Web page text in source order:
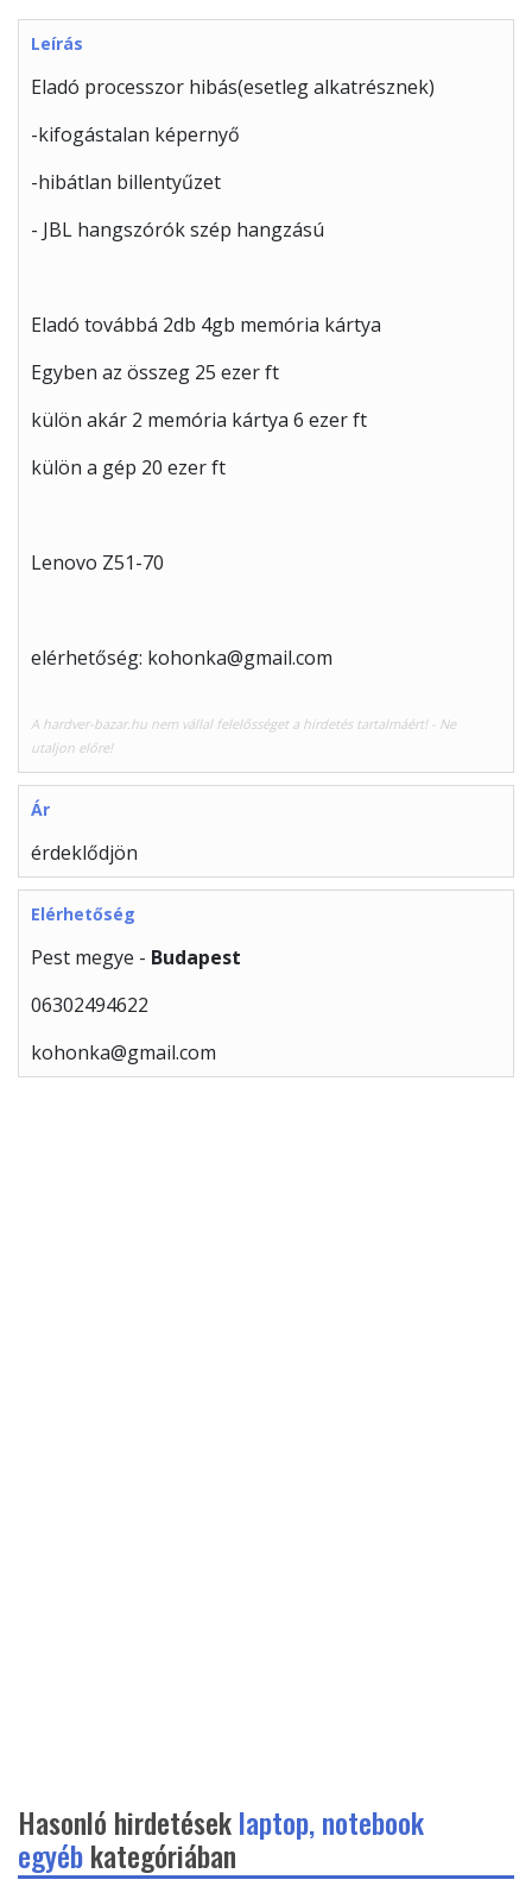
Leírás
Eladó processzor hibás(esetleg alkatrésznek)
-kifogástalan képernyő
-hibátlan billentyűzet
- JBL hangszórók szép hangzású
Eladó továbbá 2db 4gb memória kártya
Egyben az összeg 25 ezer ft
külön akár 2 memória kártya 6 ezer ft
külön a gép 20 ezer ft
Lenovo Z51-70
elérhetőség: kohonka@gmail.com
A hardver-bazar.hu nem vállal felelősséget a hirdetés tartalmáért! - Ne
utaljon előre!
Ár
érdeklődjön
Elérhetőség
Pest megye - Budapest
06302494622
kohonka@gmail.com
Hasonló hirdetéseklaptop, notebook
egyébkategóriában